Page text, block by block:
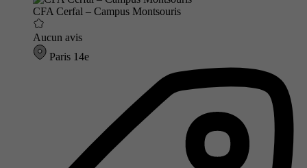
CFA Cerfal – Campus Montsouris
Aucun avis
Paris 14e